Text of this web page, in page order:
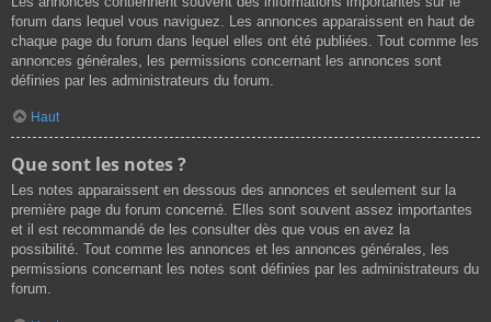
forum dans lequel vous naviguez. Les annonces apparaissent en haut de
chaque page du forum dans lequel elles ont été publiées. Tout comme les
annonces générales, les permissions concernant les annonces sont
définies par les administrateurs du forum.
Haut
Que sont les notes ?
Les notes apparaissent en dessous des annonces et seulement sur la
première page du forum concerné. Elles sont souvent assez importantes
et il est recommandé de les consulter dès que vous en avez la
possibilité. Tout comme les annonces et les annonces générales, les
permissions concernant les notes sont définies par les administrateurs du
forum.